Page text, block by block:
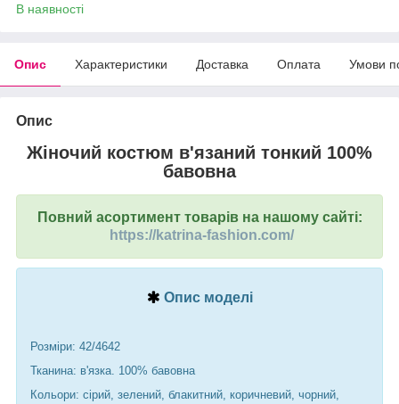
В наявності
Опис Характеристики Доставка Оплата Умови
Опис
Жіночий костюм в'язаний тонкий 100%
бавовна
Повний асортимент товарів на нашому сайті:
https://katrina-fashion.com/
Опис моделі
Розміри: 42/4642
Тканина: в'язка. 100% бавовна
Кольори: сірий, зелений, блакитний, коричневий, чорний,